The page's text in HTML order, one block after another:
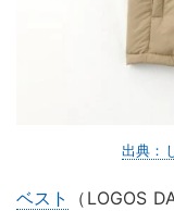
出典：
ベスト
（LOGOS